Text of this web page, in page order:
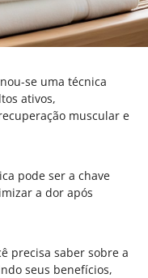
se uma técnica
ativos,
muscular e
pode ser a chave
a dor após
precisa saber sobre a
seus benefícios,